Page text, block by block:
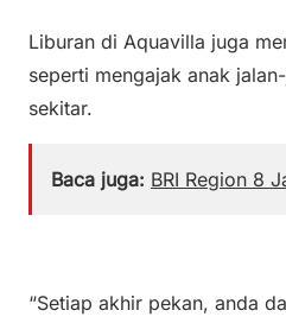
Liburan di Aquavilla juga
seperti mengajak anak
sekitar.
Baca juga: BRI Region 8
“Setiap akhir pekan, anda